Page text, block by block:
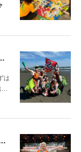
リシャスミュージアム
は
…
だ！お花見だ！新作レッスンだ！